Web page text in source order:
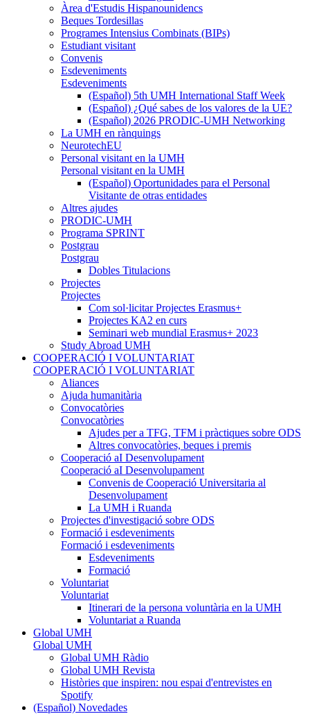
Àrea d'Estudis Hispanounidencs
Beques Tordesillas
Programes Intensius Combinats (BIPs)
Estudiant visitant
Convenis
Esdeveniments
Esdeveniments
(Español) 5th UMH International Staff Week
(Español) ¿Qué sabes de los valores de la UE?
(Español) 2026 PRODIC-UMH Networking
La UMH en rànquings
NeurotechEU
Personal visitant en la UMH
Personal visitant en la UMH
(Español) Oportunidades para el Personal
Visitante de otras entidades
Altres ajudes
PRODIC-UMH
Programa SPRINT
Postgrau
Postgrau
Dobles Titulacions
Projectes
Projectes
Com sol·licitar Projectes Erasmus+
Projectes KA2 en curs
Seminari web mundial Erasmus+ 2023
Study Abroad UMH
COOPERACIÓ I VOLUNTARIAT
COOPERACIÓ I VOLUNTARIAT
Aliances
Ajuda humanitària
Convocatòries
Convocatòries
Ajudes per a TFG, TFM i pràctiques sobre ODS
Altres convocatòries, beques i premis
Cooperació aI Desenvolupament
Cooperació aI Desenvolupament
Convenis de Cooperació Universitaria al
Desenvolupament
La UMH i Ruanda
Projectes d'investigació sobre ODS
Formació i esdeveniments
Formació i esdeveniments
Esdeveniments
Formació
Voluntariat
Voluntariat
Itinerari de la persona voluntària en la UMH
Voluntariat a Ruanda
Global UMH
Global UMH
Global UMH Ràdio
Global UMH Revista
Històries que inspiren: nou espai d'entrevistes en
Spotify
(Español) Novedades